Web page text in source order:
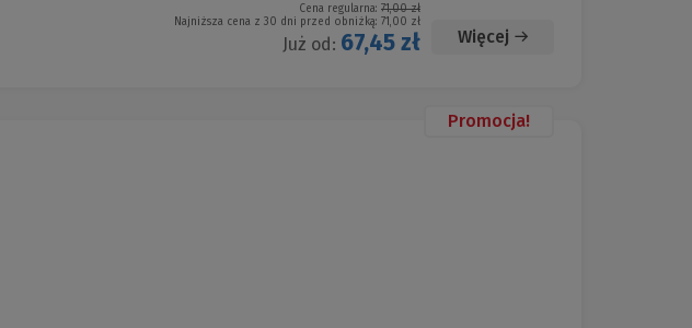
Cena regularna: 71,00 zł
Najniższa cena z 30 dni przed obniżką: 71,00 zł
Już od: 67,45 zł Więcej
Promocja!